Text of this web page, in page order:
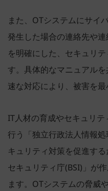
また、OTシステムにサイ
発生した場合の連絡先や
を明確にした、セキュリ
す。具体的なマニュアル
速な対応により、被害を最
IT人材の育成やセキュリ
行う「独立行政法人情報
キュリティ対策を促進す
セキュリティ庁(BSI)」が
ます。OTシステムの脅威